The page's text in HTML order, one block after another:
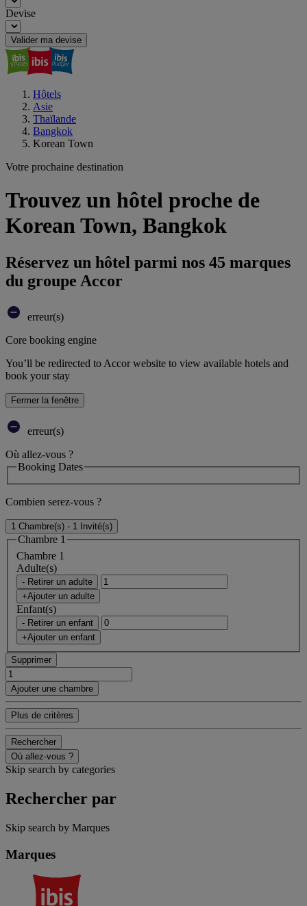
Devise
Valider ma devise
Hôtels
Asie
Thaïlande
Bangkok
Korean Town
Votre prochaine destination
Trouvez un hôtel proche de
Korean Town, Bangkok
Réservez un hôtel parmi nos 45 marques
du groupe Accor
erreur(s)
Core booking engine
You’ll be redirected to Accor website to view available hotels and
book your stay
Fermer la fenêtre
erreur(s)
Où allez-vous ?
Booking Dates
Combien serez-vous ?
1 Chambre(s) - 1 Invité(s)
Chambre 1
Chambre 1
Adulte(s)
- Retirer un adulte
+Ajouter un adulte
Enfant(s)
- Retirer un enfant
+Ajouter un enfant
Supprimer
Ajouter une chambre
Plus de critères
Rechercher
Où allez-vous ?
Skip search by categories
Rechercher par
Skip search by Marques
Marques